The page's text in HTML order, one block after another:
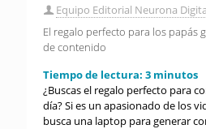
Equipo Editorial Neurona
El regalo perfecto para los papás
de contenido
Tiempo de lectura: 3 minutos
¿Buscas el regalo perfecto para
día? Si es un apasionado de los
busca una laptop para generar